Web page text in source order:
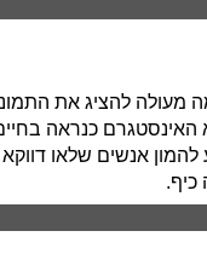
מעולה להציג את
כנראה
אנשים שלאו דווקא
כיף.